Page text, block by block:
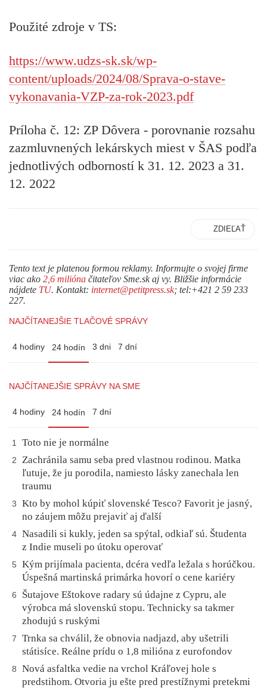
Použité zdroje v TS:
https://www.udzs-sk.sk/wp-
content/uploads/2024/08/Sprava-o-stave-
vykonavania-VZP-za-rok-2023.pdf
Príloha č. 12: ZP Dôvera - porovnanie rozsahu
zazmluvnených lekárskych miest v ŠAS podľa
jednotlivých odborností k 31. 12. 2023 a 31.
12. 2022
ZDIEĽAŤ
Tento text je platenou formou reklamy. Informujte o svojej firme
viac ako 2,6 milióna čitateľov Sme.sk aj vy. Bližšie informácie
nájdete TU. Kontakt: internet@petitpress.sk; tel:+421 2 59 233
227.
NAJČÍTANEJŠIE TLAČOVÉ SPRÁVY
4 hodiny 24 hodín 3 dni 7 dní
NAJČÍTANEJŠIE SPRÁVY NA SME
4 hodiny 24 hodín 7 dní
1 Toto nie je normálne
2
Zachránila samu seba pred vlastnou rodinou. Matka
ľutuje, že ju porodila, namiesto lásky zanechala len
traumu
3
Kto by mohol kúpiť slovenské Tesco? Favorit je jasný,
no záujem môžu prejaviť aj ďalší
4 Nasadili si kukly, jeden sa spýtal, odkiaľ sú. Študenta
z Indie museli po útoku operovať
5
Kým prijímala pacienta, dcéra vedľa ležala s horúčkou.
Úspešná martinská primárka hovorí o cene kariéry
6
Šutajove Eštokove radary sú údajne z Cypru, ale
výrobca má slovenskú stopu. Technicky sa takmer
zhodujú s ruskými
7
Trnka sa chválil, že obnovia nadjazd, aby ušetrili
státisíce. Reálne prídu o 1,8 milióna z eurofondov
8
Nová asfaltka vedie na vrchol Kráľovej hole s
predstihom. Otvoria ju ešte pred prestížnymi pretekmi